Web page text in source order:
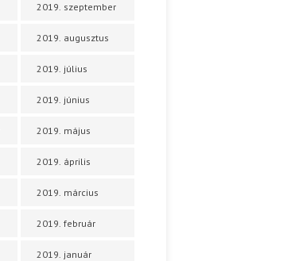
2019. szeptember
2019. augusztus
2019. július
2019. június
2019. május
2019. április
2019. március
2019. február
2019. január